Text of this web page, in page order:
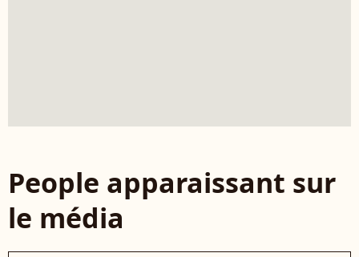
People apparaissant sur
le média